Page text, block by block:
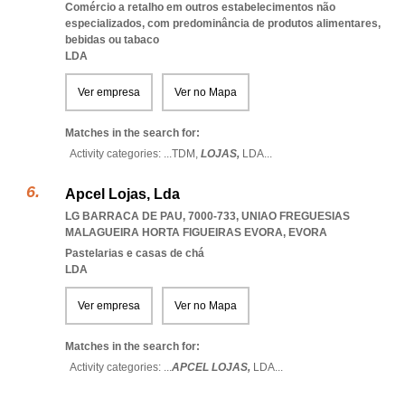
Comércio a retalho em outros estabelecimentos não
especializados, com predominância de produtos alimentares,
bebidas ou tabaco
LDA
Ver empresa Ver no Mapa
Matches in the search for:
Activity categories: ...TDM, LOJAS, LDA...
Apcel Lojas, Lda
LG BARRACA DE PAU, 7000-733, UNIAO FREGUESIAS
MALAGUEIRA HORTA FIGUEIRAS EVORA, EVORA
Pastelarias e casas de chá
LDA
Ver empresa Ver no Mapa
Matches in the search for:
Activity categories: ...APCEL LOJAS, LDA...